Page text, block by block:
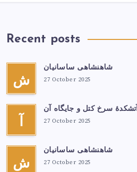
Recent posts
ش
شاهنشاهی ساسانیان
27 October 2025
آ
آتشكدهٔ سرخ‌ کتل و جایگاه آن
27 October 2025
ش
شاهنشاهی ساسانیان
27 October 2025